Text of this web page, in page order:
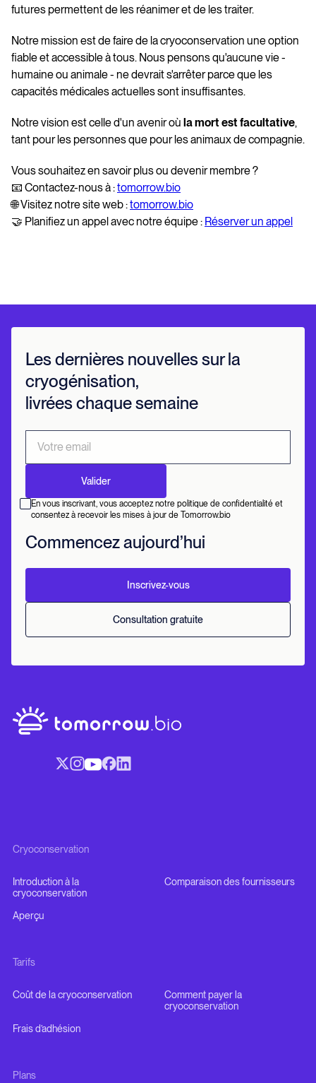
futures permettent de les réanimer et de les traiter.
Notre mission est de faire de la cryoconservation une option
fiable et accessible à tous. Nous pensons qu'aucune vie -
humaine ou animale - ne devrait s'arrêter parce que les
capacités médicales actuelles sont insuffisantes.
Notre vision est celle d'un avenir où la mort est facultative,
tant pour les personnes que pour les animaux de compagnie.
Vous souhaitez en savoir plus ou devenir membre ?
📧 Contactez-nous à :tomorrow.bio
🌐 Visitez notre site web :tomorrow.bio
🤝 Planifiez un appel avec notre équipe : Réserver un appel
Les dernières nouvelles sur la
cryogénisation,
livrées chaque semaine
En vous inscrivant, vous acceptez notre politique de confidentialité et
consentez à recevoir les mises à jour de Tomorrow.bio
Commencez aujourd’hui
Inscrivez-vous
Consultation gratuite
Cryoconservation
Introduction à la
cryoconservation
Comparaison des fournisseurs
Aperçu
Tarifs
Coût de la cryoconservation
Comment payer la
cryoconservation
Frais d’adhésion
Plans